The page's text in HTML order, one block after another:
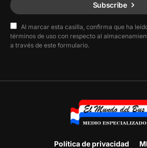
Subscribe
Al marcar esta casilla, confirma que ha
términos de uso con respecto al
a través de este formulario.
Política de privacidad